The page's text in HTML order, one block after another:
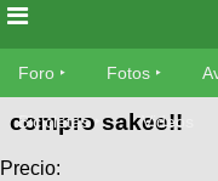
Foro
Foro
TÃ©cnica
Fotos
Foro Fotos
Bicicletas Videos
compro sakee!!
Precio: